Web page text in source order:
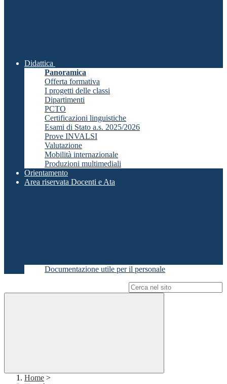
Didattica
Panoramica
Offerta formativa
I progetti delle classi
Dipartimenti
PCTO
Certificazioni linguistiche
Esami di Stato a.s. 2025/2026
Prove INVALSI
Valutazione
Mobilità internazionale
Produzioni multimediali
Orientamento
Area riservata Docenti e Ata
Documentazione utile per il personale
Home >